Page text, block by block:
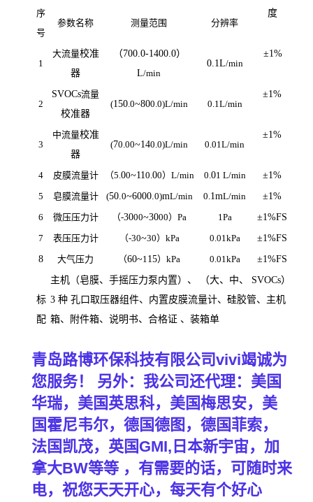
序
号
参数名称 测量范围 分辨率
度
1
大流量校准
器
（700.0-1400.0）
L/min
0.1L/min
±1%
2
SVOCs流量
校准器
(150.0~800.0)L/min 0.1L/min
±1%
3
中流量校准
器
(70.00~140.0)L/min 0.01L/min
±1%
4 皮膜流量计 （5.00~110.00） L/min 0.01 L/min ±1%
5
皂膜流量计 (50.0~6000.0)mL/min 0.1mL/min ±1%
6
微压压力计 （-3000~3000） Pa 1Pa ±1%FS
7
表压压力计 （-30~30） kPa 0.01kPa ±1%FS
8
大气压力 （60~115） kPa 0.01kPa ±1%FS
标
配
主机（皂膜、手摇压力泵内置） 、 （大、中、 SVOCs）
3 种 孔口取压器组件、内置皮膜流量计、硅胶管、主机
箱、附件箱、说明书、合格证 、装箱单
青岛路博环保科技有限公司vivi竭诚为
您服务！
另外：我公司还代理：美国
华瑞，美国英思科，美国梅思安，美
国霍尼韦尔，德国德图，德国菲索，
法国凯茂，英国GMI, 日本新宇宙，加
拿大BW等等 ，有需要的话，可随时来
电，祝您天天开心，每天有个好心